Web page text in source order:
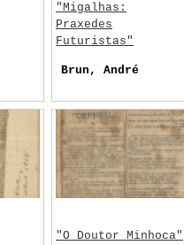
"Migalhas:
Praxedes
Futuristas"
Brun, André
"O Doutor Minhoca"